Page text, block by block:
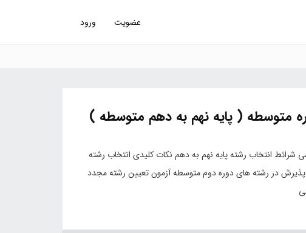
عضویت ورود
متوسطه ( پایه نهم به دهم متوسطه )
انتخاب رشته پایه نهم به دهم نکات کلیدی انتخاب رشته
در رشته های دوره دوم متوسطه آزمون تعیین رشته مجدد